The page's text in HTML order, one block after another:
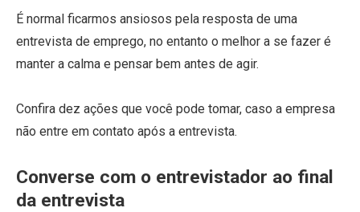
É normal ficarmos ansiosos pela resposta de uma
entrevista de emprego, no entanto o melhor a se fazer é
manter a calma e pensar bem antes de agir.
Confira dez ações que você pode tomar, caso a empresa
não entre em contato após a entrevista.
Converse com o entrevistador ao final
da entrevista